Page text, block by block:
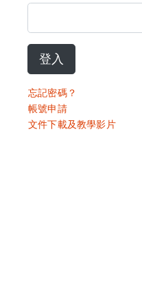
登入
忘記密碼？
帳號申請
文件下載及教學影片